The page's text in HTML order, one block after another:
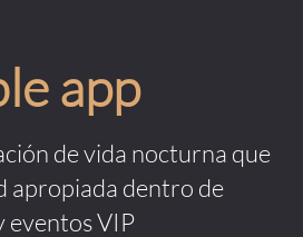
app
de vida nocturna que
apropiada dentro de
eventos VIP